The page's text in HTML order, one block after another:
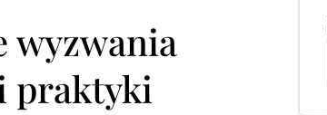
wyzwania
praktyki